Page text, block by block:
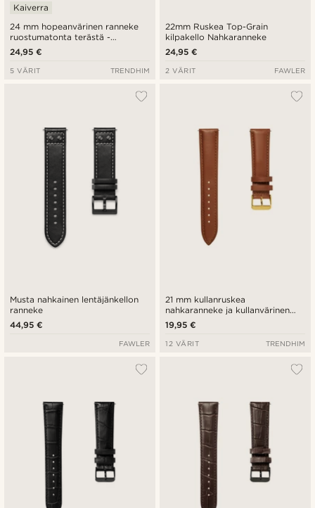
24 mm hopeanvärinen ranneke
ruostumatonta terästä -
pikalukitus
Kaiverra
24,95 €
5 VÄRIT TRENDHIM
22mm Ruskea Top-Grain
kilpakello Nahkaranneke
24,95 €
2 VÄRIT FAWLER
Musta nahkainen lentäjänkellon
ranneke
44,95 €
FAWLER
21 mm kullanruskea
nahkaranneke ja kullanvärinen
solki - pikalukitus
19,95 €
12 VÄRIT TRENDHIM